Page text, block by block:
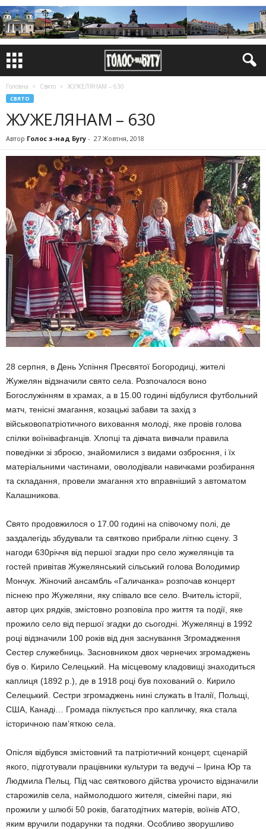
Головна Свято ЖУЖЕЛЯНАМ – 630
СВЯТО
ЖУЖЕЛЯНАМ – 630
Автор Голос з-над Бугу - 27 Жовтня, 2018
28 серпня, в День Успіння Пресвятої Богородиці, жителі
Жужелян відзначили свято села. Розпочалося воно
Богослужінням в храмах, а в 15.00 годині відбулися футбольний
матч, тенісні змагання, козацькі забави та захід з
військовопатріотичного виховання молоді, яке провів голова
спілки воїнівафганців. Хлопці та дівчата вивчали правила
поведінки зі зброєю, знайомилися з видами озброєння, і їх
матеріальними частинами, оволодівали навичками розбирання
та складання, провели змагання хто вправніший з автоматом
Калашникова.
Свято продовжилося о 17.00 годині на співочому полі, де
заздалегідь збудували та святково прибрали літню сцену. З
нагоди 630річчя від першої згадки про село жужелянців та
гостей привітав Жужелянський сільський голова Володимир
Мончук. Жіночий ансамбль «Галичанка» розпочав концерт
піснею про Жужеляни, яку співало все село. Вчитель історії,
автор цих рядків, змістовно розповіла про життя та події, яке
прожило село від першої згадки до сьогодні. Жужелянці в 1992
році відзначили 100 років від дня заснування Згромадження
Сестер служебниць. Засновником двох чернечих згромаджень
був о. Кирило Селецький. На місцевому кладовищі знаходиться
каплиця (1892 р.), де в 1918 році був похований о. Кирило
Селецький. Сестри згромаджень нині служать в Італії, Польщі,
США, Канаді… Громада піклується про капличку, яка стала
історичною пам’яткою села.
Опісля відбувся змістовний та патріотичний концерт, сценарій
якого, підготували працівники культури та ведучі – Ірина Юр та
Людмила Пельц. Під час святкового дійства урочисто відзначили
старожилів села, наймолодшого жителя, сімейні пари, які
прожили у шлюбі 50 років, багатодітних матерів, воїнів АТО,
яким вручили подарунки та подяки. Особливо зворушливо